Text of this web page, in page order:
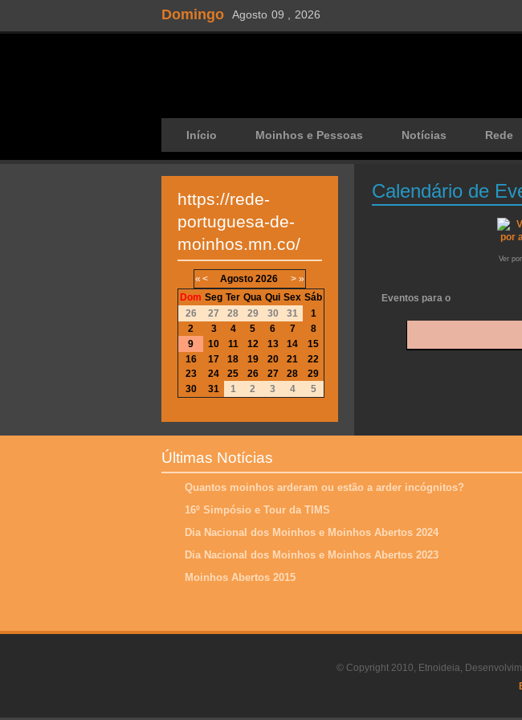
Domingo Agosto 09 , 2026
Início Moinhos e Pessoas Notícias Rede
Calendário de
Ver
Eventos para o
https://rede-
portuguesa-de-
moinhos.mn.co/
« < Agosto 2026 > »
Dom Seg Ter Qua Qui Sex Sáb
26
27 28 29 30 31
1
2
3 4 5 6 7
8
9
10 11 12 13 14
15
16
17 18 19 20 21
22
23
24 25 26 27 28
29
30
31 1 2 3 4 5
Últimas Notícias
Quantos moinhos arderam ou estão a arder incógnitos?
16º Simpósio e Tour da TIMS
Dia Nacional dos Moinhos e Moinhos Abertos 2024
Dia Nacional dos Moinhos e Moinhos Abertos 2023
Moinhos Abertos 2015
© Copyright 2010, Etnoideia,